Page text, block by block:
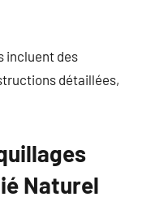
incluent des
détaillées,
Naturel